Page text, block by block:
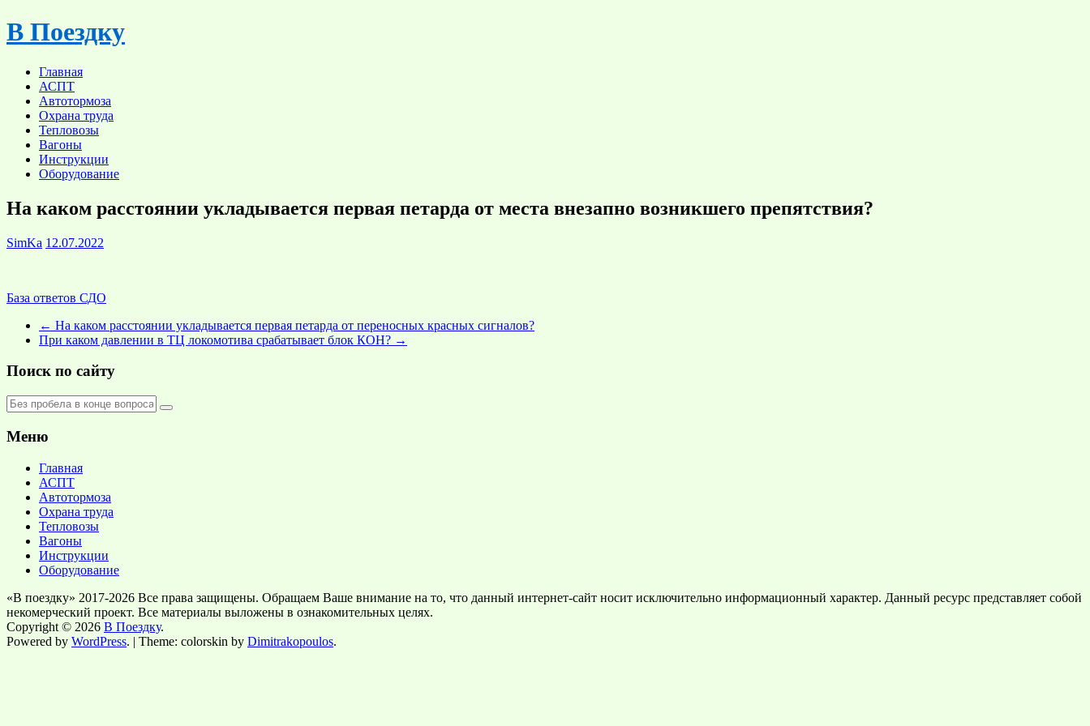
Skip
to
В Поездку
Главная
АСПТ
Автотормоза
Охрана труда
Тепловозы
Вагоны
Инструкции
Оборудование
На каком расстоянии укладывается первая петарда от места внезапно возникшего препятствия?
SimKa 12.07.2022
База ответов СДО
← На каком расстоянии укладывается первая петарда от переносных красных сигналов?
При каком давлении в ТЦ локомотива срабатывает блок КОН? →
Поиск по сайту
Меню
Главная
АСПТ
Автотормоза
Охрана труда
Тепловозы
Вагоны
Инструкции
Оборудование
«В поездку» 2017-2026 Все права защищены. Обращаем Ваше внимание на то, что данный интернет-сайт носит исключительно информационный характер. Данный ресурс представляет собой
некомерческий проект. Все материалы выложены в ознакомительных целях.
Copyright © 2026 В Поездку.
Powered by WordPress. | Theme: colorskin by Dimitrakopoulos.